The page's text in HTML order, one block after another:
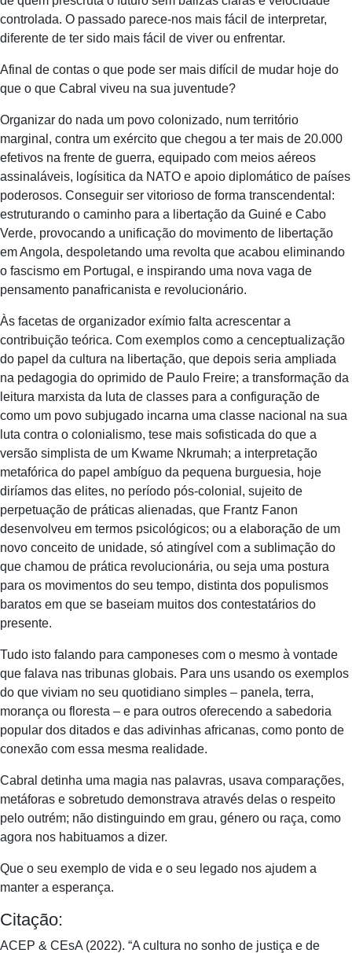
controlada. O passado parece-nos mais fácil de interpretar,
diferente de ter sido mais fácil de viver ou enfrentar.
Afinal de contas o que pode ser mais difícil de mudar hoje do
que o que Cabral viveu na sua juventude?
Organizar do nada um povo colonizado, num território
marginal, contra um exército que chegou a ter mais de 20.000
efetivos na frente de guerra, equipado com meios aéreos
assinaláveis, logísitica da NATO e apoio diplomático de países
poderosos. Conseguir ser vitorioso de forma transcendental:
estruturando o caminho para a libertação da Guiné e Cabo
Verde, provocando a unificação do movimento de libertação
em Angola, despoletando uma revolta que acabou eliminando
o fascismo em Portugal, e inspirando uma nova vaga de
pensamento panafricanista e revolucionário.
Às facetas de organizador exímio falta acrescentar a
contribuição teórica. Com exemplos como a cenceptualização
do papel da cultura na libertação, que depois seria ampliada
na pedagogia do oprimido de Paulo Freire; a transformação da
leitura marxista da luta de classes para a configuração de
como um povo subjugado incarna uma classe nacional na sua
luta contra o colonialismo, tese mais sofisticada do que a
versão simplista de um Kwame Nkrumah; a interpretação
metafórica do papel ambíguo da pequena burguesia, hoje
diríamos das elites, no período pós-colonial, sujeito de
perpetuação de práticas alienadas, que Frantz Fanon
desenvolveu em termos psicológicos; ou a elaboração de um
novo conceito de unidade, só atingível com a sublimação do
que chamou de prática revolucionária, ou seja uma postura
para os movimentos do seu tempo, distinta dos populismos
baratos em que se baseiam muitos dos contestatários do
presente.
Tudo isto falando para camponeses com o mesmo à vontade
que falava nas tribunas globais. Para uns usando os exemplos
do que viviam no seu quotidiano simples – panela, terra,
morança ou floresta – e para outros oferecendo a sabedoria
popular dos ditados e das adivinhas africanas, como ponto de
conexão com essa mesma realidade.
Cabral detinha uma magia nas palavras, usava comparações,
metáforas e sobretudo demonstrava através delas o respeito
pelo outrém; não distinguindo em grau, género ou raça, como
agora nos habituamos a dizer.
Que o seu exemplo de vida e o seu legado nos ajudem a
manter a esperança.
Citação:
ACEP & CEsA (2022). “A cultura no sonho de justiça e de